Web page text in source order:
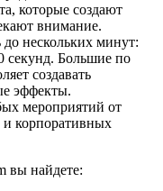
которые создают
внимание.
до нескольких минут:
секунд. Большие по
создавать
эффекты.
мероприятий от
и корпоративных
вы найдете: